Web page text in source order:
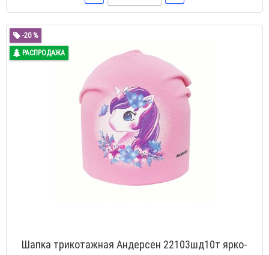
-20 %
РАСПРОДАЖА
Шапка трикотажная Андерсен 22103шд10т ярко-